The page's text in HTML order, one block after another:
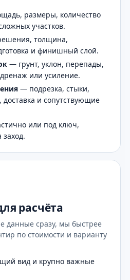
размеры, количество
участков.
толщина,
и финишный слой.
— грунт, уклон, перепады,
или усиление.
— подрезка, стыки,
и сопутствующие
или под ключ,
расчёта
данные сразу, мы быстрее
по стоимости и варианту
вид и крупно важные